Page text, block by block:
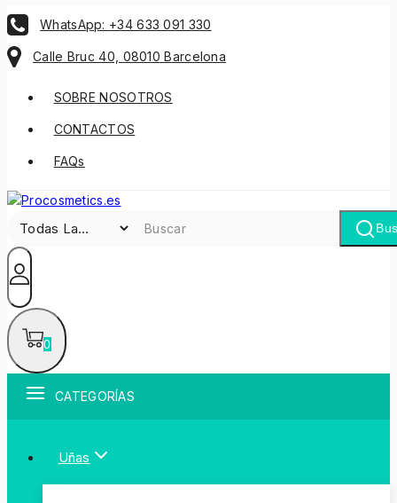
WhatsApp: +34 633 091 330
Calle Bruc 40, 08010 Barcelona
SOBRE NOSOTROS
CONTACTOS
FAQs
0
CATEGORÍAS
Uñas